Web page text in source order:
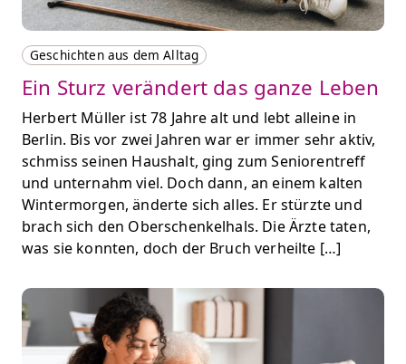
Geschichten aus dem Alltag
Ein Sturz verändert das ganze Leben
Herbert Müller ist 78 Jahre alt und lebt alleine in
Berlin. Bis vor zwei Jahren war er immer sehr aktiv,
schmiss seinen Haushalt, ging zum Seniorentreff
und unternahm viel. Doch dann, an einem kalten
Wintermorgen, änderte sich alles. Er stürzte und
brach sich den Oberschenkelhals. Die Ärzte taten,
was sie konnten, doch der Bruch verheilte […]